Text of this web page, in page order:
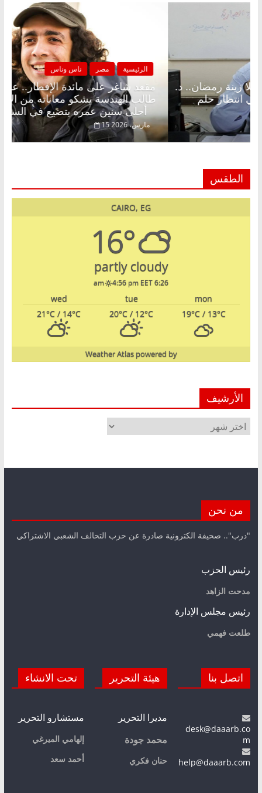
الرئيسية
مقعد
طالب
أحلى سنين عمره بتضيع في السجن
15 مارس، 2026
ناس وناس
شاغر على الإفطار وبلكونة بلا زينة رمضان.. د.
فاروق خبير اقتصادي في انتظار حلم
2026
الطقس
CAIRO, EG
16°
partly cloudy
6:26 am
4:56 pm EET
mon
tue
wed
19°C/ 13°C
20°C / 12°C
21°C / 14°C
powered by
Weather Atlas
الأرشيف
الأرشيف
من نحن
"درب".. صحيفة الكترونية صادرة عن حزب التحالف الشعبي الاشتراكي
رئيس الحزب
مدحت الزاهد
رئيس مجلس الإدارة
طلعت فهمي
اتصل بنا
desk@daaarb.co
m
help@daaarb.com
هيئة التحرير
مديرا التحرير
محمد جودة
حنان فكري
تحت الانشاء
مستشارو التحرير
إلهامي الميرغي
أحمد سعد